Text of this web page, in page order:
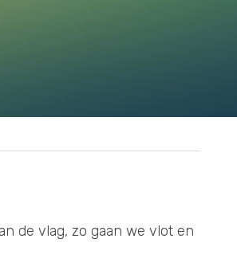
de vlag, zo gaan we vlot en